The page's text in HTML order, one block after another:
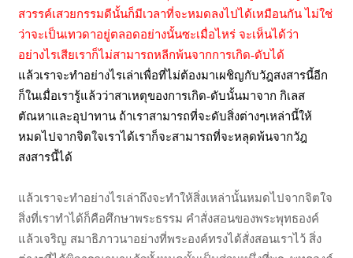
สวรรค์เสวยกรรมดีนั้นก็มีเวลาที่จะหมดลงไปได้เหมือนกัน ไม่ใช่
ว่าจะเป็นเทวดาอยู่ตลอดอย่างนั้นซะเมื่อไหร่ จะเห็นได้ว่า
อย่างไรเสียเราก็ไม่สามารถหลีกพ้นจากการเกิด-ดับได้
แล้วเราจะทำอย่างไรเล่าเพื่อที่ไม่ต้องมาเผชิญกับวัฎสงสารนี้อีก
ก็ในเมื่อเรารู้แล้วว่าสาเหตุของการเกิด-ดับนั้นมาจาก กิเลส
ตัณหาและอุปาทาน ถ้าเราสามารถที่จะดับสิ่งต่างๆเหล่านี้ให้
หมดไปจากจิตใจเราได้เราก็จะสามารถที่จะหลุดพ้นจากวัฎ
สงสารนี้ได้
แล้วเราจะทำอย่างไรเล่าถึงจะทำให้สิ่งเหล่านั้นหมดไปจากจิตใจ
สิ่งที่เราทำได้ก็คือศึกษาพระธรรม คำสั่งสอนของพระพุทธองค์
แล้วเจริญ สมาธิภาวนาอย่างที่พระองค์ทรงได้สั่งสอนเราไว้ สิ่ง